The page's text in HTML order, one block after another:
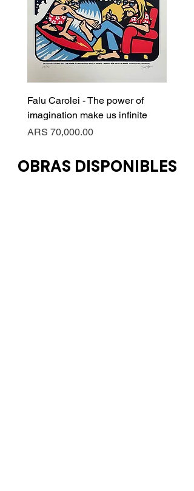
Falu Carolei - The power of
imagination make us infinite
Price
ARS 70,000.00
OBRAS DISPONIBLES